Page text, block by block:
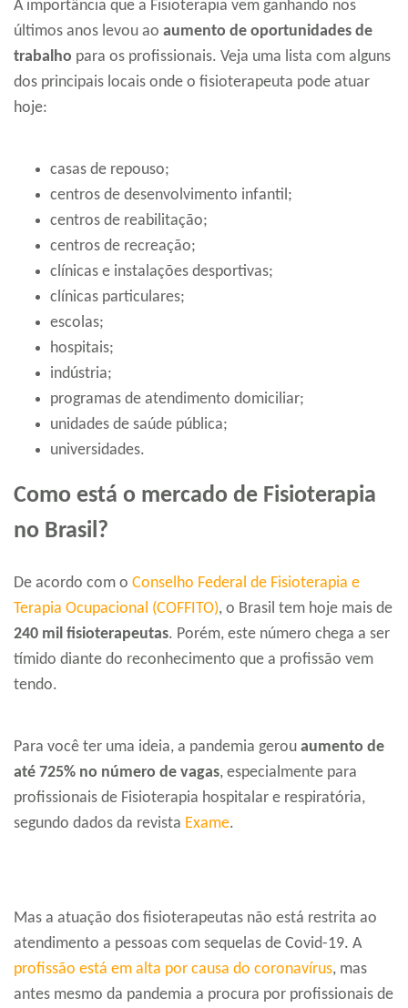
A importância que a Fisioterapia vem ganhando nos
últimos anos levou ao aumento de oportunidades de
trabalho para os profissionais. Veja uma lista com alguns
dos principais locais onde o fisioterapeuta pode atuar
hoje:
casas de repouso;
centros de desenvolvimento infantil;
centros de reabilitação;
centros de recreação;
clínicas e instalações desportivas;
clínicas particulares;
escolas;
hospitais;
indústria;
programas de atendimento domiciliar;
unidades de saúde pública;
universidades.
Como está o mercado de Fisioterapia
no Brasil?
De acordo com o Conselho Federal de Fisioterapia e
Terapia Ocupacional (COFFITO), o Brasil tem hoje mais de
240 mil fisioterapeutas. Porém, este número chega a ser
tímido diante do reconhecimento que a profissão vem
tendo.
Para você ter uma ideia, a pandemia gerou aumento de
até 725% no número de vagas, especialmente para
profissionais de Fisioterapia hospitalar e respiratória,
segundo dados da revista Exame.
Mas a atuação dos fisioterapeutas não está restrita ao
atendimento a pessoas com sequelas de Covid-19. A
profissão está em alta por causa do coronavírus, mas
antes mesmo da pandemia a procura por profissionais de